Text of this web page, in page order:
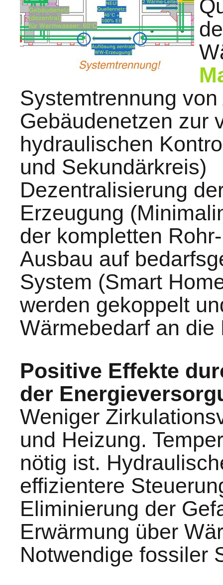
Systemtrennung
Gebäudenetzen zur
hydraulischen
und Sekundärkreis)
Dezentralisierung
Erzeugung
der kompletten
Ausbau auf
System (Smart
werden gekoppelt
Wärmebedarf an die
Positive Effekte
der
Weniger
und Heizung.
nötig ist.
effizientere
Eliminierung der
Erwärmung über
Notwendige fossiler